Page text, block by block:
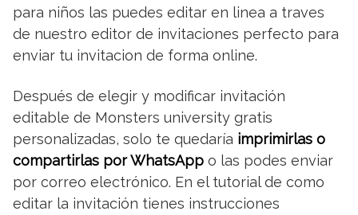
para niños las puedes editar en linea a traves
de nuestro editor de invitaciones perfecto para
enviar tu invitacion de forma online.
Después de elegir y modificar invitación
editable de Monsters university gratis
personalizadas, solo te quedaría imprimirlas o
compartirlas por WhatsApp o las podes enviar
por correo electrónico. En el tutorial de como
editar la invitación tienes instrucciones